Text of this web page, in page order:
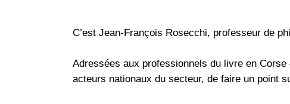
C’est Jean-François Rosecchi, professeur de
Adressées aux professionnels du livre en
acteurs nationaux du secteur, de faire un point